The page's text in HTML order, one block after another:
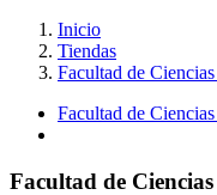
Inicio
Tiendas
Facultad de
Facultad de
Facultad de